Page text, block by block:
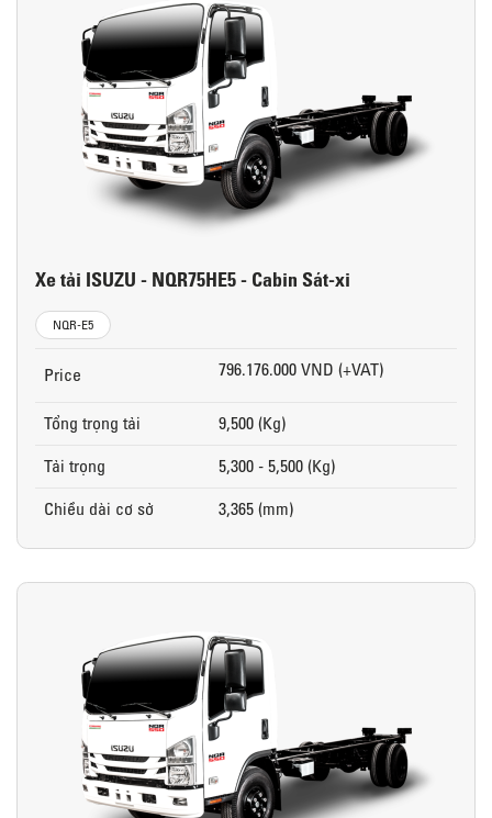
Xe tải ISUZU - NQR75HE5 - Cabin Sát-xi
NQR-E5
Price 796.176.000 VND (+VAT)
Tổng trọng tải
9,500 (Kg)
Tải trọng
5,300 - 5,500 (Kg)
Chiều dài cơ sở
3,365 (mm)